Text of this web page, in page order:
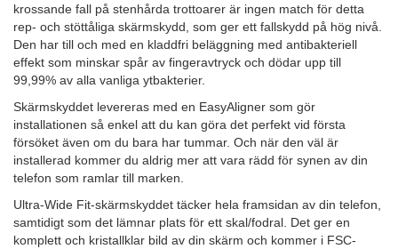
krossande fall på stenhårda trottoarer är ingen match för detta
rep- och stöttåliga skärmskydd, som ger ett fallskydd på hög nivå.
Den har till och med en kladdfri beläggning med antibakteriell
effekt som minskar spår av fingeravtryck och dödar upp till
99,99% av alla vanliga ytbakterier.
Skärmskyddet levereras med en EasyAligner som gör
installationen så enkel att du kan göra det perfekt vid första
försöket även om du bara har tummar. Och när den väl är
installerad kommer du aldrig mer att vara rädd för synen av din
telefon som ramlar till marken.
Ultra-Wide Fit-skärmskyddet täcker hela framsidan av din telefon,
samtidigt som det lämnar plats för ett skal/fodral. Det ger en
komplett och kristallklar bild av din skärm och kommer i FSC-